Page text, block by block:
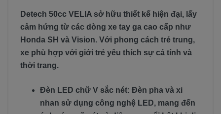
Detech 50cc VELIA sở hữu thiết kế hiện đại, lấy
cảm hứng từ các dòng xe tay ga cao cấp như
Honda SH và Vision. Với phong cách trẻ trung,
xe phù hợp với giới trẻ yêu thích sự cá tính và
thời trang.
Đèn LED chữ V sắc nét: Đèn pha và xi
nhan sử dụng công nghệ LED, mang đến